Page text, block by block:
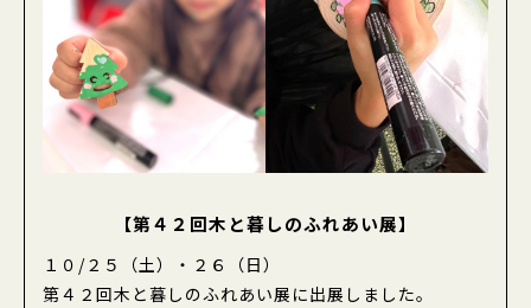
緑の募金実績『Tokyo Green Heart』
緑の少年団
緑の少年団について
少年団活動への助成
伝えたい東京のみどり写真コンテスト
【第４２回木と暮しのふれあい展】
１０/２５（土）・２６（日）
第４２回木と暮しのふれあい展に出展しました。